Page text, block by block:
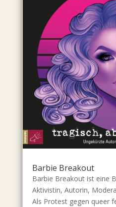
Barbie Breakout
Barbie Breakout ist eine
Aktivistin, Autorin,
Als Protest gegen queer